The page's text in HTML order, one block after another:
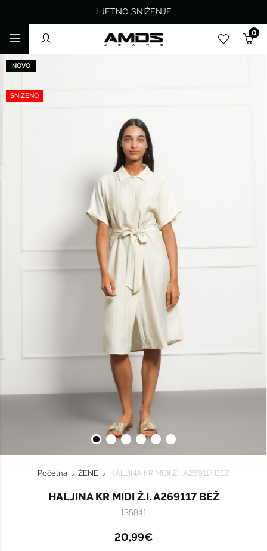
LJETNO SNIŽENJE
0
NOVO
SNIŽENO
Početna ŽENE HALJINA KR MIDI Ž.I. A269117 BEŽ
HALJINA KR MIDI Ž.I. A269117 BEŽ
135841
20,99€